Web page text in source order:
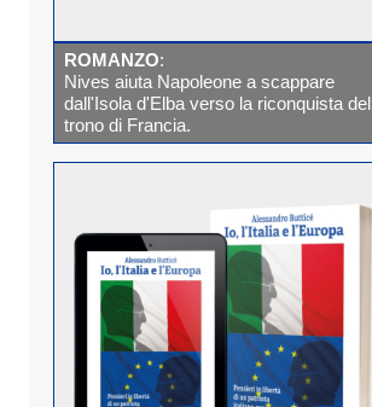
ROMANZO:
Nives aiuta Napoleone a scappare
dall'Isola d'Elba verso la riconquista del
trono di Francia.